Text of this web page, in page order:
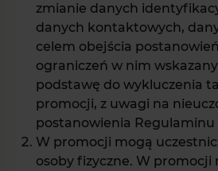
zmianie danych
danych kontaktowych,
celem obejścia
ograniczeń w nim
podstawę do wykluczenia
promocji, z uwagi na
postanowienia Regulaminu
W promocji mogą
osoby fizyczne. W promocji